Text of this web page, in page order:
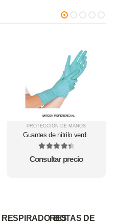
PROTECCIÓN DE MANOS
Guantes de nitrilo verde
libre de polvo R&G
out of 5
Consultar precio
RESPIRADORESBOTAS DE